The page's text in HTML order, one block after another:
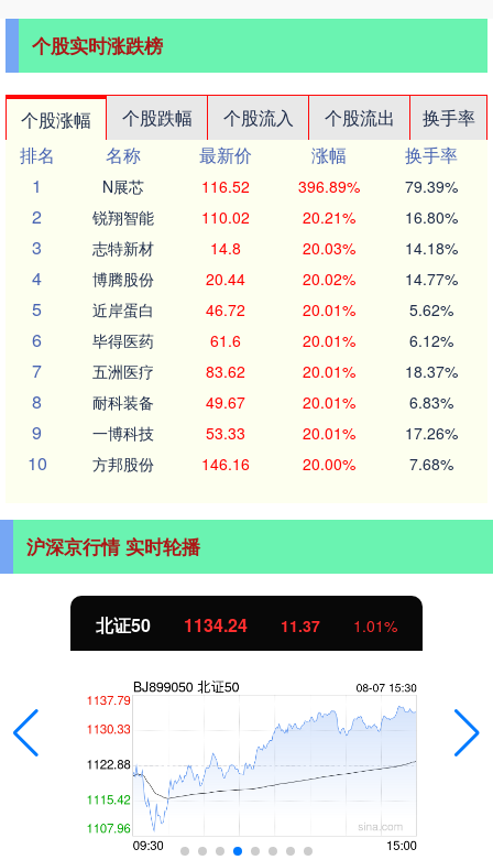
个股实时涨跌榜
个股涨幅 个股跌幅 个股流入 个股流出
换手率
排名
名称 最新价 涨幅
换手率
1
N展芯 116.52 396.89% 79.39%
2 锐翔智能 110.02 20.21% 16.80%
3 志特新材 14.8 20.03% 14.18%
4 博腾股份 20.44 20.02% 14.77%
5 近岸蛋白 46.72 20.01% 5.62%
6 毕得医药 61.6 20.01% 6.12%
7 五洲医疗 83.62 20.01% 18.37%
8 耐科装备 49.67 20.01% 6.83%
9 一博科技 53.33 20.01% 17.26%
10 方邦股份 146.16 20.00% 7.68%
沪深京行情 实时轮播
北证50 1134.24 11.37 1.01%